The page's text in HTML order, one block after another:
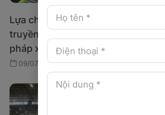
Lựa chọn xếp pallet
truyền thống và phương
pháp xếp pallet bằng
robot
09/07/2026
tự